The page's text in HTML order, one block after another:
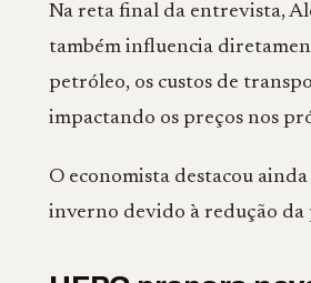
Na reta final da entrevista,
também influencia
petróleo, os custos de
impactando os preços nos
O economista destacou
inverno devido à redução da